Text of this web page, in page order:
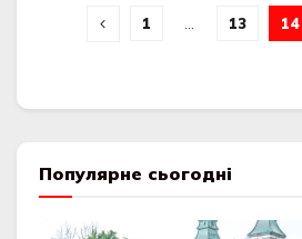
1 13 14
Популярне сьогодні